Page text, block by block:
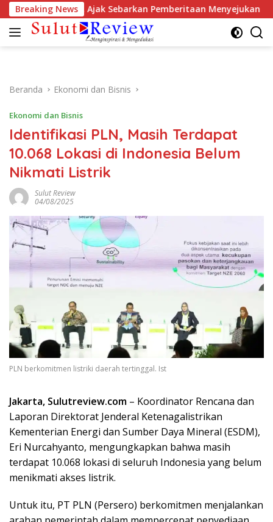
Langsung
ke
konten
Breaking News
Wartawan, Ajak Sebarkan Pemberitaan Menyejukan
Beranda Ekonomi dan Bisnis
Ekonomi dan Bisnis
Identifikasi PLN, Masih Terdapat
10.068 Lokasi di Indonesia Belum
Nikmati Listrik
Sulut Review
04/08/2025
PLN berkomitmen listriki daerah tertinggal. Ist
Jakarta, Sulutreview.com – Koordinator Rencana dan
Laporan Direktorat Jenderal Ketenagalistrikan
Kementerian Energi dan Sumber Daya Mineral (ESDM),
Eri Nurcahyanto, mengungkapkan bahwa masih
terdapat 10.068 lokasi di seluruh Indonesia yang belum
menikmati akses listrik.
Untuk itu, PT PLN (Persero) berkomitmen menjalankan